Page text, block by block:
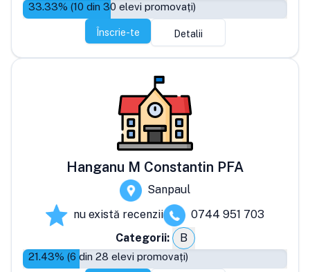
33.33% (10 din 30 elevi promovați)
Înscrie-te Detalii
Hanganu M Constantin PFA
Sanpaul
nu există recenzii
0744 951 703
Categorii:
B
21.43% (6 din 28 elevi promovați)